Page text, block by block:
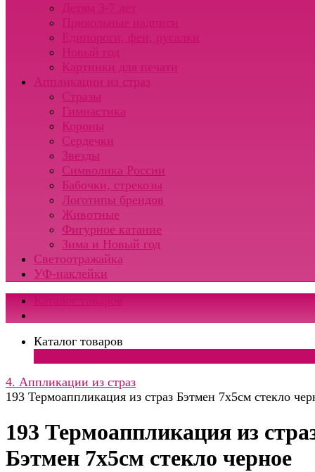
Детям 3-7 лет
Прикольные надписи
Единороги, феи, русалки
Новый год
Картинки для печати
Аппликации из страз
Стразы
Гимнастика
Короны
Сердечки
Звезды
Символика России
Бабочки, стрекозы
Логотипы брендов
Животные
Фигурное катание
Зима и Новый год
Светоотражайка
УФ-наклейки
Каталог товаров
4. Аппликации из страз
193 Термоаппликация из страз Бэтмен 7х5см стекло
193 Термоаппликация из
Бэтмен 7х5см стекло черное